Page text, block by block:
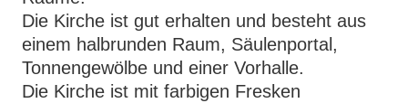
Die Kirche ist gut erhalten und besteht aus
einem halbrunden Raum, Säulenportal,
Tonnengewölbe und einer Vorhalle.
Die Kirche ist mit farbigen Fresken